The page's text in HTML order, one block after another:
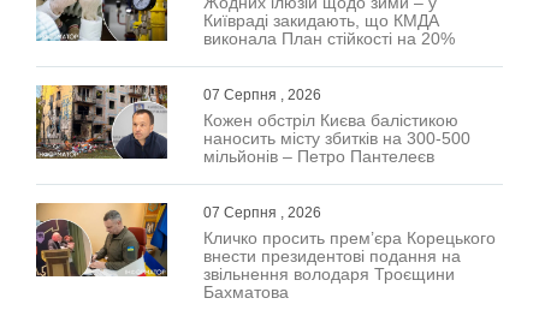
Київраді закидають, що КМДА
виконала План стійкості на 20%
07 Серпня , 2026
Кожен обстріл Києва балістикою
наносить місту збитків на 300-500
мільйонів – Петро Пантелеєв
07 Серпня , 2026
Кличко просить прем’єра Корецького
внести президентові подання на
звільнення володаря Троєщини
Бахматова